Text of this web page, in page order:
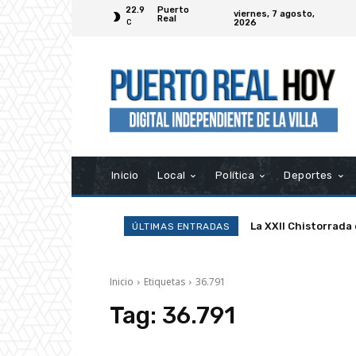
22.9
C
Puerto
Real
viernes, 7 agosto,
2026
Inicio Local Política Deportes
ÚLTIMAS ENTRADAS La XXII
Inicio Etiquetas 36.791
Tag: 36.791